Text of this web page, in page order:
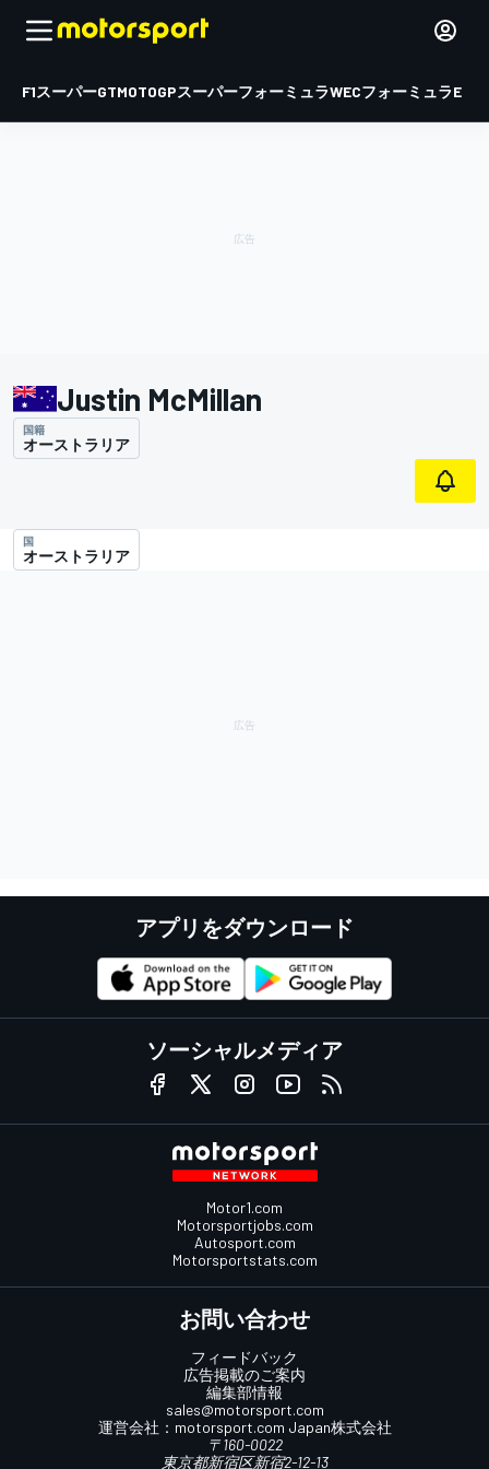
F1スーパーGTMOTOGPスーパーフォーミュラWECフォーミュラE
Justin McMillan
国籍
オーストラリア
国
オーストラリア
アプリをダウンロード
ソーシャルメディア
Motor1.com
Motorsportjobs.com
Autosport.com
Motorsportstats.com
お問い合わせ
フィードバック
広告掲載のご案内
編集部情報
sales@motorsport.com
運営会社： motorsport.com Japan株式会社
〒160-0022
東京都新宿区新宿2-12-13